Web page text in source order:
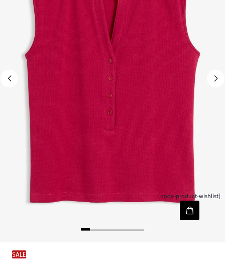
[node-product-wishlist]
SALE